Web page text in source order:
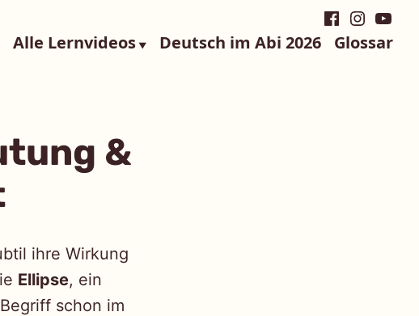
Alle Lernvideos Deutsch im Abi 2026 Glossar
Facebook
&
ihre Wirkung
Ellipse, ein
schon im